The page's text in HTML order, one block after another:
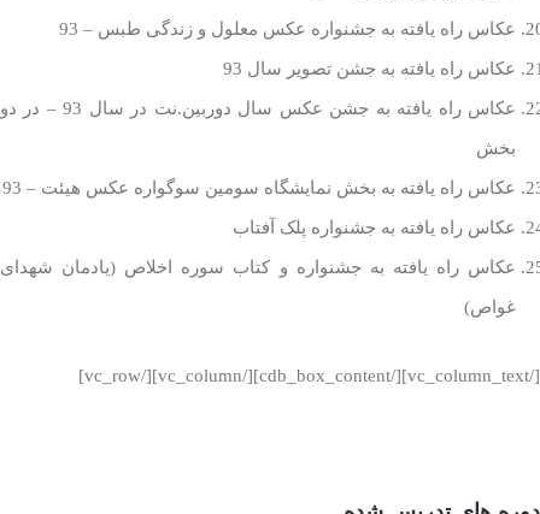
عکاس راه یافته به جشنواره عکس معلول و زندگی طبس – 93
عکاس راه یافته به جشن تصویر سال 93
عکاس راه یافته به جشن عکس سال دوربین.نت در سال 93 – در دو
بخش
عکاس راه یافته به بخش نمایشگاه سومین سوگواره عکس هیئت – 93
عکاس راه یافته به جشنواره پلک آفتاب
عکاس راه یافته به جشنواره و کتاب سوره اخلاص (یادمان شهدای
غواص)
[/vc_column_text][/cdb_box_content][/vc_column][/vc_row]